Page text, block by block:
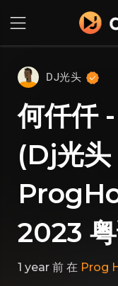
DJ光头
何仟仟
(Dj光头
2023
1 year 前 在 Prog